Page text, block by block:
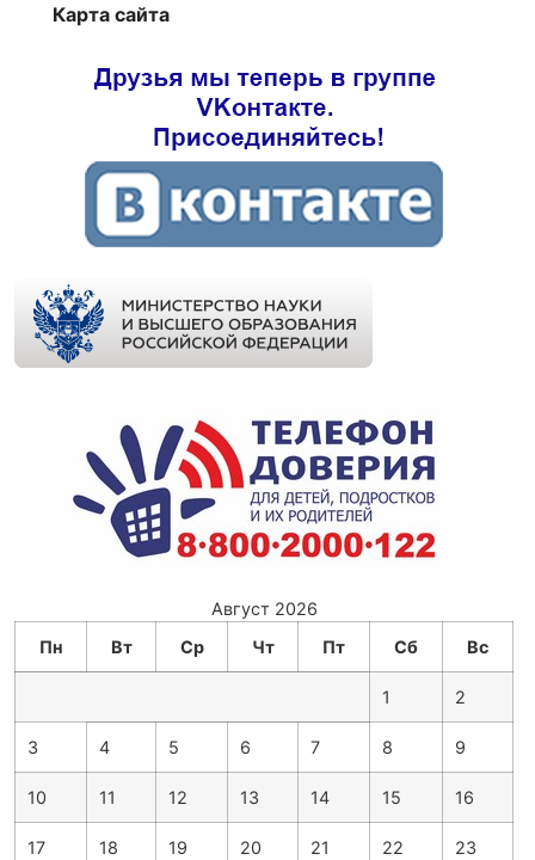
Карта сайта
Август 2026
Пн
Вт Ср Чт Пт Сб Вс
1 2
3 4 5 6 7 8 9
10 11 12 13 14 15 16
17 18 19 20 21 22 23